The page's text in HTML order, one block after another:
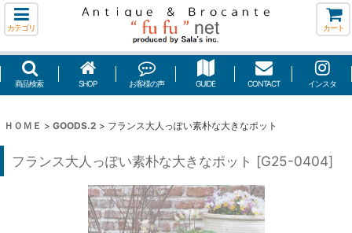
カテゴリ カート
商品検索 SHOP お客様の声 GUIDE CONTACT インスタ
ＨＯＭＥ > GOODS.2 > フランス大人っぽい素朴な大きなポット
フランス大人っぽい素朴な大きなポット [G25-0404]